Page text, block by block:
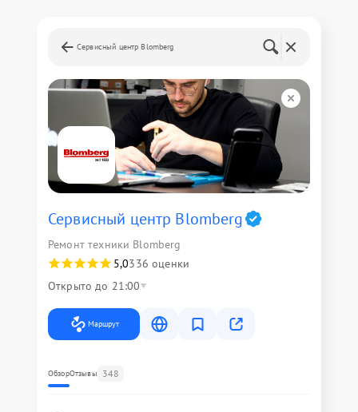
Сервисный центр Blomberg
Сервисный центр Blomberg
Ремонт техники Blomberg
5,0336 оценки
Открыто до 21:00
Маршрут
ОбзорОтзывы 348